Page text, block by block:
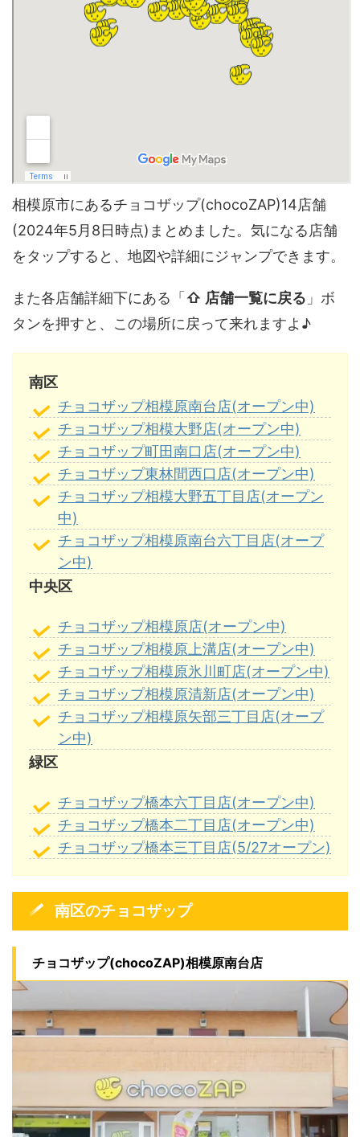
相模原市にあるチョコザップ(chocoZAP)14店舗
(2024年5月8日時点)まとめました。気になる店舗
をタップすると、地図や詳細にジャンプできます。
また各店舗詳細下にある「⇧ 店舗一覧に戻る 」ボ
タンを押すと、この場所に戻って来れますよ♪
南区
チョコザップ相模原南台店(オープン中)
チョコザップ相模大野店(オープン中)
チョコザップ町田南口店(オープン中)
チョコザップ東林間西口店(オープン中)
チョコザップ相模大野五丁目店(オープン
中)
チョコザップ相模原南台六丁目店(オープ
ン中)
中央区
チョコザップ相模原店(オープン中)
チョコザップ相模原上溝店(オープン中)
チョコザップ相模原氷川町店(オープン中)
チョコザップ相模原清新店(オープン中)
チョコザップ相模原矢部三丁目店(オープ
ン中)
緑区
チョコザップ橋本六丁目店(オープン中)
チョコザップ橋本二丁目店(オープン中)
チョコザップ橋本三丁目店(5/27オープン)
南区のチョコザップ
チョコザップ(chocoZAP)相模原南台店